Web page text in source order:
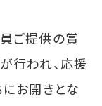
ご提供の賞
行われ、応援
にお開きとな